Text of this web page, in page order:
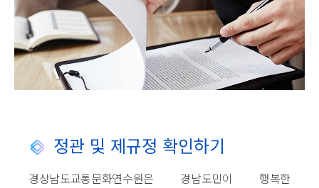
정관 및 제규정 확인하기
경상남도교통문화연수원은 경남도민이 행복한